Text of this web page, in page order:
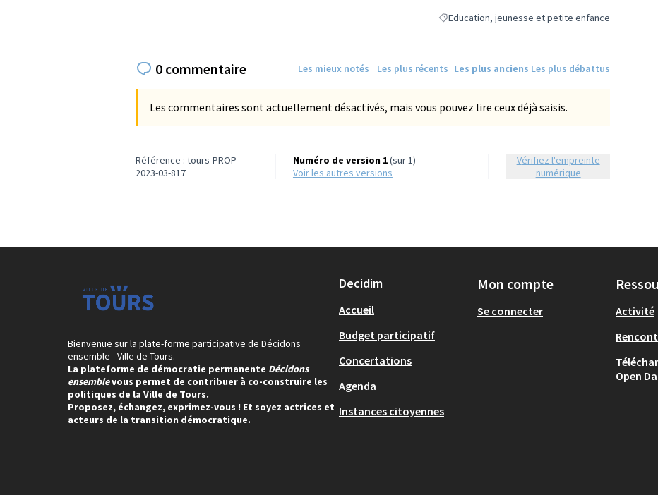
Filtrer les résultats de la catégorie : Education,
Education, jeunesse et petite enfance
0 commentaire Les mieux notés Les plus récents Les plus anciens Les plus débattus
Les commentaires sont actuellement désactivés, mais vous pouvez lire ceux déjà saisis.
Référence : tours-PROP-
2023-03-817
Numéro de version 1(sur 1)
voir les autres versions
Vérifiez l'empreinte
numérique
Bienvenue sur la plate-forme participative de Décidons
ensemble - Ville de Tours.
La plateforme de démocratie permanente Décidons
ensemblevous permet de contribuer à co-construire les
politiques de la Ville de Tours.
Proposez, échangez, exprimez-vous ! Et soyez actrices et
acteurs de la transition démocratique.
Decidim
Accueil
Budget participatif
Concertations
Agenda
Instances citoyennes
Mon compte
Se connecter
Activité
Open